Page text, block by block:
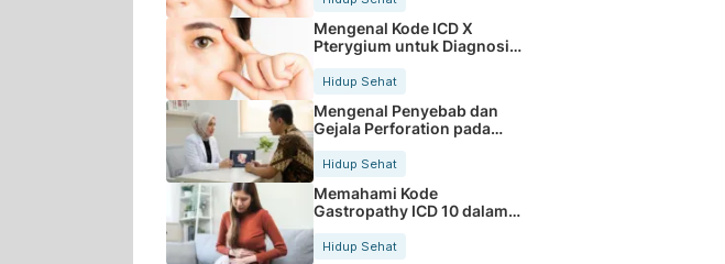
Mengenal Kode ICD X
Pterygium untuk Diagnosis
Hidup Sehat
Mengenal Penyebab dan
Gejala Perforation pada
Tubuh
Hidup Sehat
Memahami Kode
Gastropathy ICD 10 dalam
Rekam Medis Pasien
Hidup Sehat